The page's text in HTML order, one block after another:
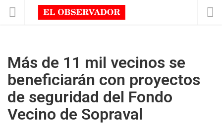
Más de 11 mil vecinos se
beneficiarán con proyectos
de seguridad del Fondo
Vecino de Sopraval